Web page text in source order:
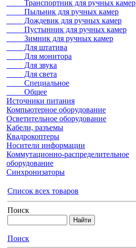
Транспортник для ручных камер
Пыльник для ручных камер
Дождевик для ручных камер
Пустынник для ручных камер
Зимник для ручных камер
Для штатива
Для монитора
Для звука
Для света
Специальное
Общее
Источники питания
Компьютерное оборудование
Осветительное оборудование
Кабели, разъемы
Квадрокоптеры
Носители информации
Коммутационно-распределительное
оборудование
Синхронизаторы
Список всех товаров
Поиск
Поиск